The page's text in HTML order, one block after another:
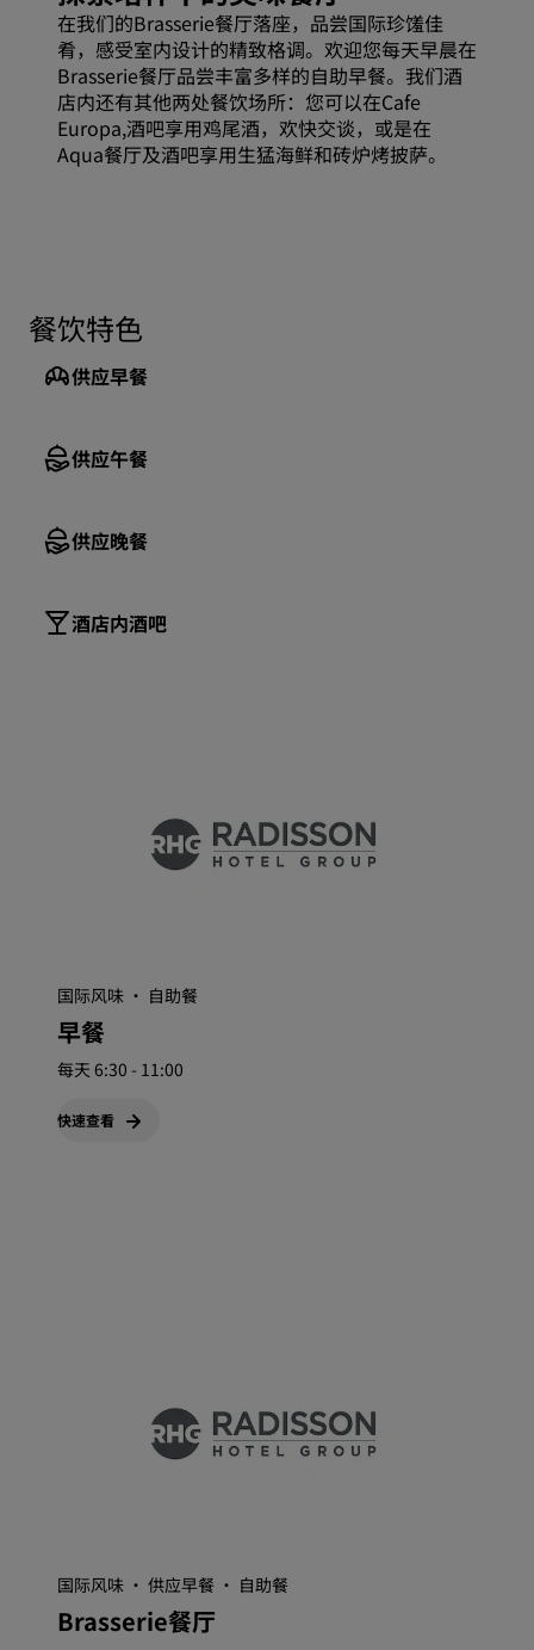
在我们的Brasserie餐厅落座，品尝国际珍馐佳
肴，感受室内设计的精致格调。欢迎您每天早晨在
Brasserie餐厅品尝丰富多样的自助早餐。我们酒
店内还有其他两处餐饮场所：您可以在Cafe
Europa,酒吧享用鸡尾酒，欢快交谈，或是在
Aqua餐厅及酒吧享用生猛海鲜和砖炉烤披萨。
餐饮特色
供应早餐
供应午餐
供应晚餐
酒店内酒吧
国际风味 · 自助餐
早餐
每天 6:30 - 11:00
快速查看
国际风味 · 供应早餐 · 自助餐
Brasserie餐厅